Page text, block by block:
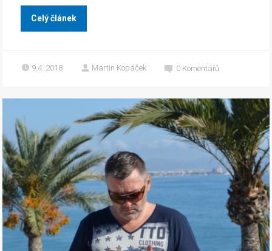
Celý článek
9.4. 2018 Martin Kopáček 0 Komentářů